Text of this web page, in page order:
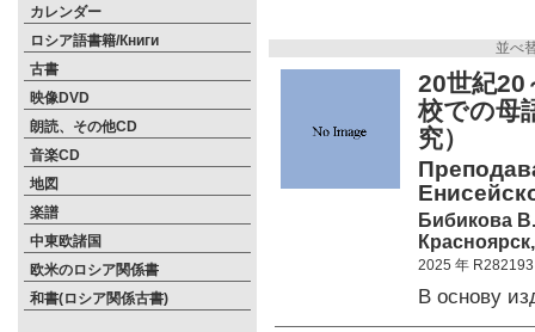
カレンダー
ロシア語書籍/Книги
古書
映像DVD
朗読、その他CD
音楽CD
地図
楽譜
中東欧諸国
欧米のロシア関係書
和書(ロシア関係古書)
並べ
20世紀20
校での母
究）
Бибикова
2025 年 R282193
В основу